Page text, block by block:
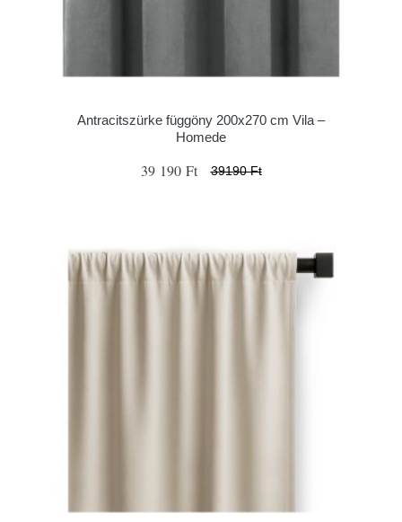
Antracitszürke függöny 200x270 cm Vila –
Homede
39 190 Ft 39190 Ft